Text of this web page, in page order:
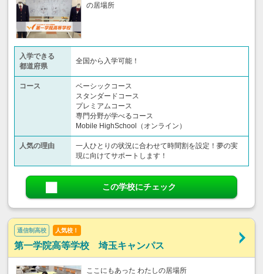
の居場所
入学できる
都道府県
全国から入学可能！
コース
ベーシックコース
スタンダードコース
プレミアムコース
専門分野が学べるコース
Mobile HighSchool（オンライン）
人気の理由
一人ひとりの状況に合わせて時間割を設定！夢の実
現に向けてサポートします！
この学校にチェック
通信制高校 人気校！
第一学院高等学校 埼玉キャンパス
ここにもあった わたしの居場所